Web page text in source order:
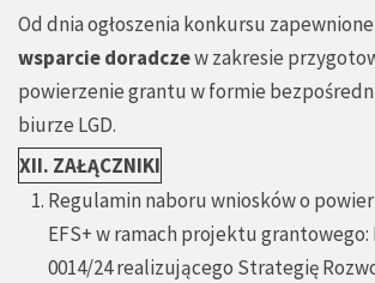
Od dnia ogłoszenia konkursu
wsparcie doradczew zakresie
powierzenie grantu w formie
biurze LGD.
XII. ZAŁĄCZNIKI
Regulamin naboru wniosków o
EFS+ w ramach projektu grantowego:
0014/24 realizującego Strategię